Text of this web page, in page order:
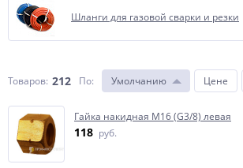
Шланги для газовой сварки и резки
Товаров: 212 По: Умолчанию Цене
Гайка накидная М16 (G3/8) левая
118 руб.